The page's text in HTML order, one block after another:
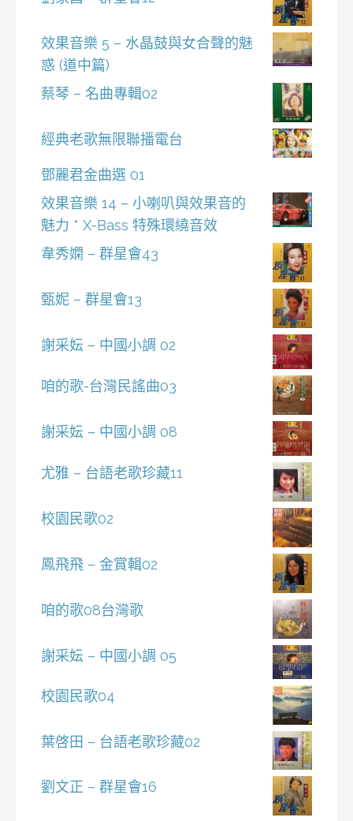
效果音樂 5 – 水晶鼓與女合聲的魅
惑 (道中篇)
蔡琴 – 名曲專輯02
經典老歌無限聯播電台
鄧麗君金曲選 01
效果音樂 14 – 小喇叭與效果音的
魅力 * X-Bass 特殊環繞音效
韋秀嫻 – 群星會43
甄妮 – 群星會13
謝采妘 – 中國小調 02
咱的歌-台灣民謠曲03
謝采妘 – 中國小調 08
尤雅 – 台語老歌珍藏11
校園民歌02
鳳飛飛 – 金賞輯02
咱的歌08台灣歌
謝采妘 – 中國小調 05
校園民歌04
葉啓田 – 台語老歌珍藏02
劉文正 – 群星會16